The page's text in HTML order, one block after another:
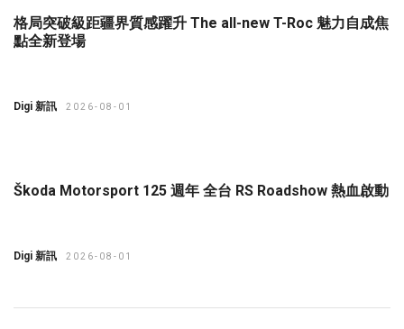
格局突破級距疆界質感躍升 The all-new T-Roc 魅力自成焦
點全新登場
Digi 新訊 2026-08-01
Škoda Motorsport 125 週年 全台 RS Roadshow 熱血啟動
Digi 新訊 2026-08-01